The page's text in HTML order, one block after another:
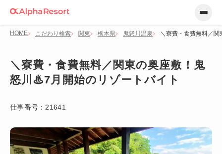
HOME こだわり検索 関東 栃木県 鬼怒川温泉 ＼寮費・食費無料／
＼寮費・食費無料／関東の奥座敷！鬼
怒川♨7月開始のリゾートバイト
仕事番号： 21641